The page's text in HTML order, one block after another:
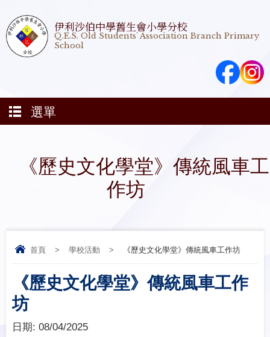
伊利沙伯中學舊生會小學分校
Q.E.S. Old Students' Association Branch Primary
School
選單
《歷史文化學堂》傳統風車工
作坊
首頁 > 學校活動 > 《歷史文化學堂》傳統風車工作坊
《歷史文化學堂》傳統風車工作
坊
日期: 08/04/2025